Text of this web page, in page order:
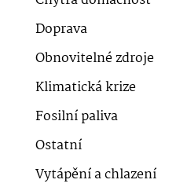
Doprava
Obnovitelné zdroje
Klimatická krize
Fosilní paliva
Ostatní
Vytápění a chlazení